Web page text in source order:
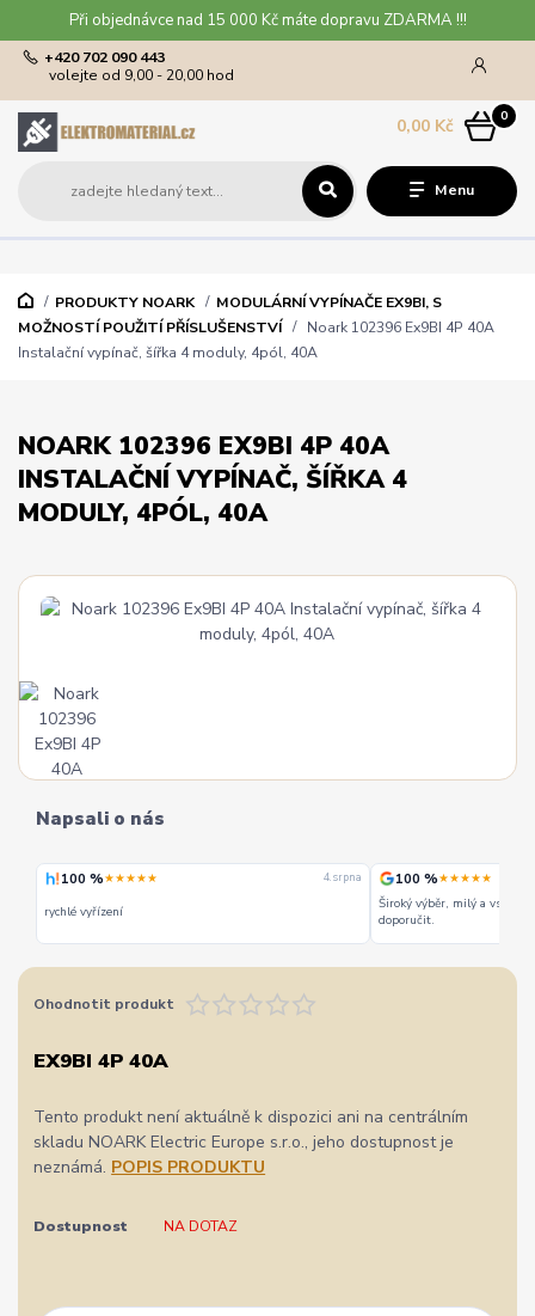
Při objednávce nad 15 000 Kč máte dopravu ZDARMA !!!
Menu
+420 702 090 443
volejte od 9,00 - 20,00 hod
0
0,00 Kč
PRODUKTY NOARK
MODULÁRNÍ VYPÍNAČE EX9BI, S
MOŽNOSTÍ POUŽITÍ PŘÍSLUŠENSTVÍ
Noark 102396 Ex9BI 4P 40A
Instalační vypínač, šířka 4 moduly, 4pól, 40A
NOARK 102396 EX9BI 4P 40A
INSTALAČNÍ VYPÍNAČ, ŠÍŘKA 4
MODULY, 4PÓL, 40A
Napsali o nás
100 %★★★★★ 4. srpna
rychlé vyřízení
100 %★★★★★
Široký výběr, milý a
doporučit.
Ohodnotit produkt
EX9BI 4P 40A
Tento produkt není aktuálně k dispozici ani na centrálním
skladu NOARK Electric Europe s.r.o., jeho dostupnost je
neznámá. POPIS PRODUKTU
Dostupnost NA DOTAZ